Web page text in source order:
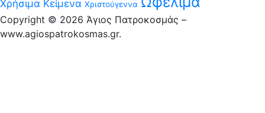
Χρήσιμα Κείμενα Χριστούγεννα
Copyright © 2026 Άγιος Πατροκοσμάς –
www.agiospatrokosmas.gr.